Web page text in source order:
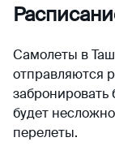
Самолеты в
отправляются
забронировать
будет
перелеты.